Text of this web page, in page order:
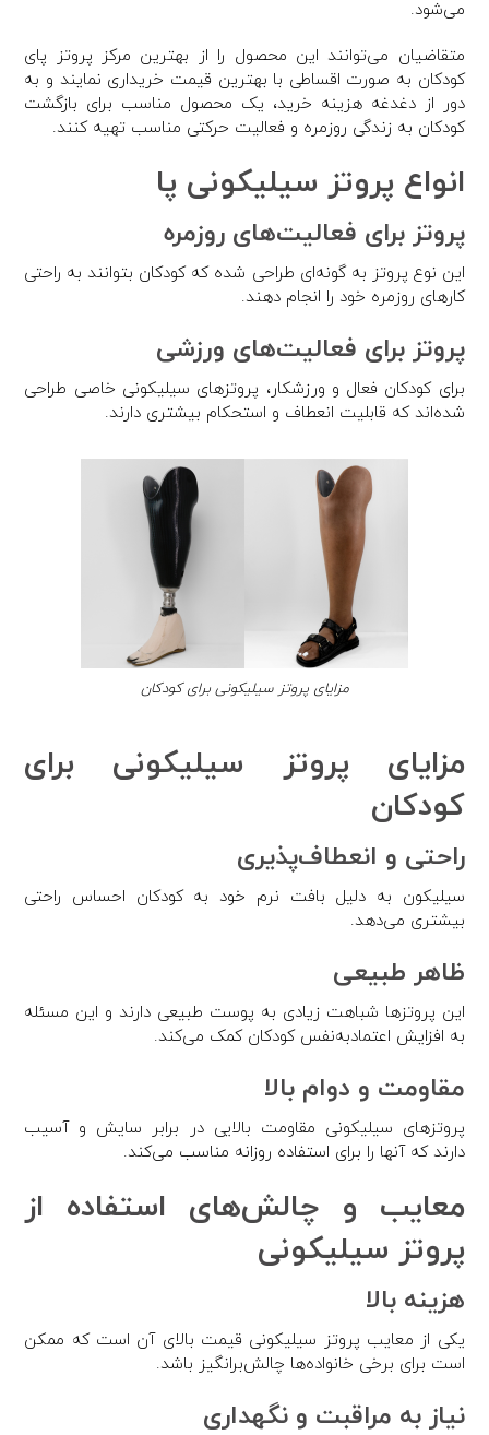
می‌شود.
متقاضیان می‌توانند این محصول را از بهترین مرکز پروتز پای
کودکان به صورت اقساطی با بهترین قیمت خریداری نمایند و به
دور از دغدغه هزینه خرید، یک محصول مناسب برای بازگشت
کودکان به زندگی روزمره و فعالیت حرکتی مناسب تهیه کنند.
انواع پروتز سیلیکونی پا
پروتز برای فعالیت‌های روزمره
این نوع پروتز به گونه‌ای طراحی شده که کودکان بتوانند به راحتی
کارهای روزمره خود را انجام دهند.
پروتز برای فعالیت‌های ورزشی
برای کودکان فعال و ورزشکار، پروتزهای سیلیکونی خاصی طراحی
شده‌اند که قابلیت انعطاف و استحکام بیشتری دارند.
مزایای پروتز سیلیکونی برای کودکان
مزایای پروتز سیلیکونی برای
کودکان
راحتی و انعطاف‌پذیری
سیلیکون به دلیل بافت نرم خود به کودکان احساس راحتی
بیشتری می‌دهد.
ظاهر طبیعی
این پروتزها شباهت زیادی به پوست طبیعی دارند و این مسئله
به افزایش اعتمادبه‌نفس کودکان کمک می‌کند.
مقاومت و دوام بالا
پروتزهای سیلیکونی مقاومت بالایی در برابر سایش و آسیب
دارند که آنها را برای استفاده روزانه مناسب می‌کند.
معایب و چالش‌های استفاده از
پروتز سیلیکونی
هزینه بالا
یکی از معایب پروتز سیلیکونی قیمت بالای آن است که ممکن
است برای برخی خانواده‌ها چالش‌برانگیز باشد.
نیاز به مراقبت و نگهداری